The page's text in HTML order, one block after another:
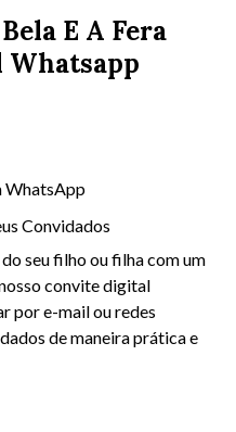
E A Fera
WhatsApp
Convidados
seu filho ou filha com um
convite digital
por e-mail ou redes
de maneira prática e